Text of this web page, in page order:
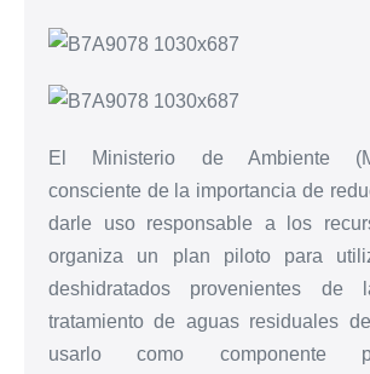
El Ministerio de Ambiente
consciente de la importancia de
darle uso responsable a los
organiza un plan piloto para
deshidratados provenientes
tratamiento de aguas residuales
usarlo como componente